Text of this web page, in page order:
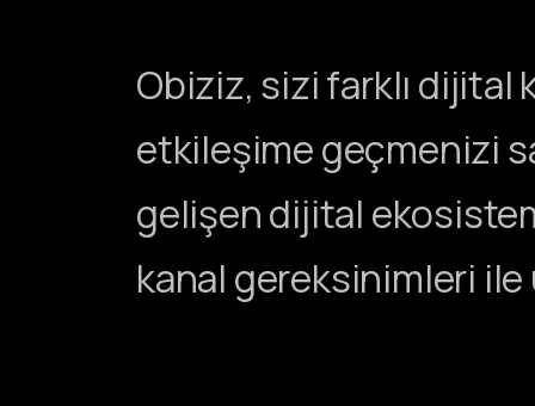
Obiziz, sizi farklı
etkileşime geçmenizi
gelişen dijital
kanal gereksinimleri